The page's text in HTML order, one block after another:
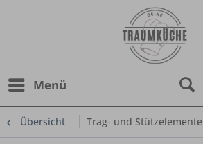
Menü
Übersicht Trag- und Stützelemente